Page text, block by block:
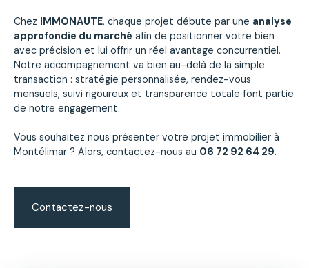
Chez IMMONAUTE, chaque projet débute par une analyse
approfondie du marché afin de positionner votre bien
avec précision et lui offrir un réel avantage concurrentiel.
Notre accompagnement va bien au-delà de la simple
transaction : stratégie personnalisée, rendez-vous
mensuels, suivi rigoureux et transparence totale font partie
de notre engagement.
Vous souhaitez nous présenter votre projet immobilier à
Montélimar ? Alors, contactez-nous au 06 72 92 64 29.
Contactez-nous